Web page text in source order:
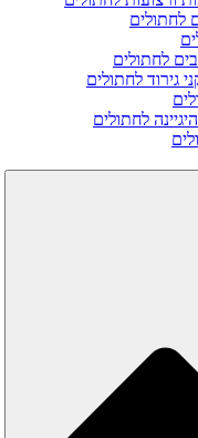
לחתולים
לחתולים
גירוד לחתולים
לחתולים